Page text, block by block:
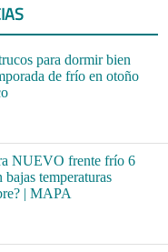
para dormir bien
de frío en otoño
NUEVO frente frío 6
temperaturas
| MAPA